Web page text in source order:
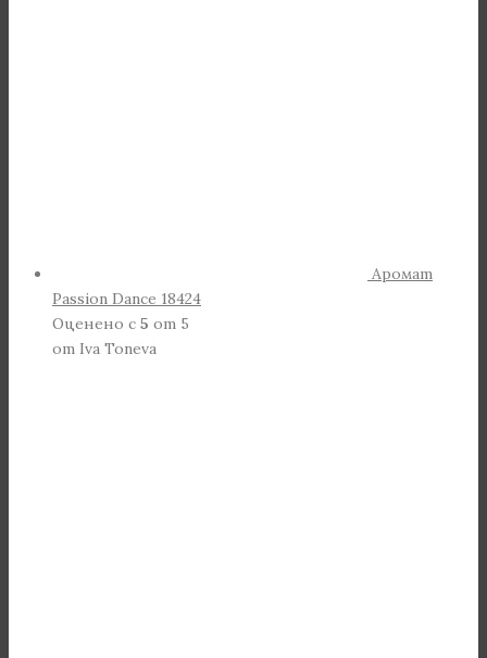
Аромат
Passion Dance 18424
Оценено с 5 от 5
от Iva Toneva